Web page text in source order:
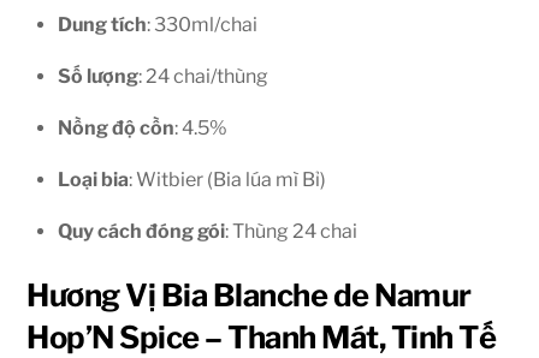
Dung tích: 330ml/chai
Số lượng: 24 chai/thùng
Nồng độ cồn: 4.5%
Loại bia: Witbier (Bia lúa mì Bỉ)
Quy cách đóng gói: Thùng 24 chai
Hương Vị Bia Blanche de Namur
Hop’N Spice – Thanh Mát, Tinh Tế